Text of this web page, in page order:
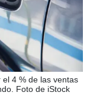
4 % de las ventas
Foto de iStock